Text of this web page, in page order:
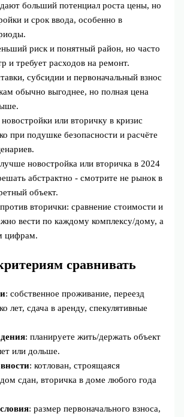
больший потенциал роста цены, но
и срок ввода, особенно в
риск и понятный район, но часто
и требует расходов на ремонт.
субсидии и первоначальный взнос
обычно выгоднее, но полная цена
или вторичку в кризис
при подушке безопасности и расчёте
новостройка или вторичка в 2024
абстрактно - смотрите не рынок в
объект.
вторички: сравнение стоимости и
вести по каждому комплексу/дому, а
цифрам.
сравнивать
: собственное проживание, переезд
лет, сдача в аренду, спекулятивные
: планируете жить/держать объект
или дольше.
: котлован, строящаяся
сдан, вторичка в доме любого года
: размер первоначального взноса,